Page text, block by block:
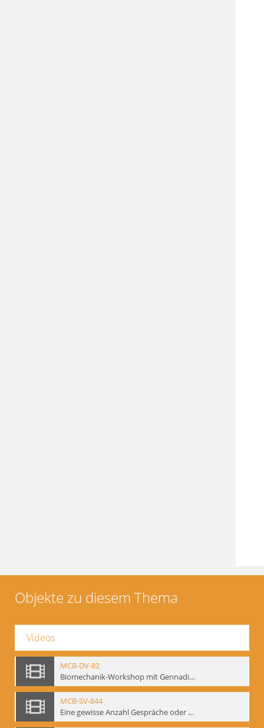
Objekte zu diesem Thema
Videos
MCB-DV-82
Biomechanik-Workshop mit Gennadij Bogdanow, Berlin, 1997
MCB-SV-844
Eine gewisse Anzahl Gespräche oder das völlig unbearbeitete Stundenbuch, Berlin 1995.